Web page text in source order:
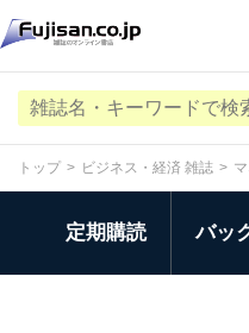
トップ ビジネス・経済 雑誌
定期購読 バッ